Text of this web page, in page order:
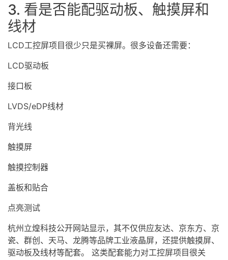
3. 看是否能配驱动板、触摸屏和
线材
LCD工控屏项目很少只是买裸屏。很多设备还需要：
LCD驱动板
接口板
LVDS/eDP线材
背光线
触摸屏
触摸控制器
盖板和贴合
点亮测试
杭州立煌科技公开网站显示，其不仅供应友达、京东方、京
瓷、群创、天马、龙腾等品牌工业液晶屏，还提供触摸屏、
驱动板及线材等配套。 这类配套能力对工控屏项目很关